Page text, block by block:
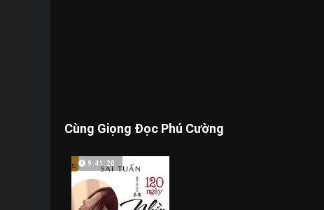
Cùng Giọng Đọc Phú Cường
9:41:20